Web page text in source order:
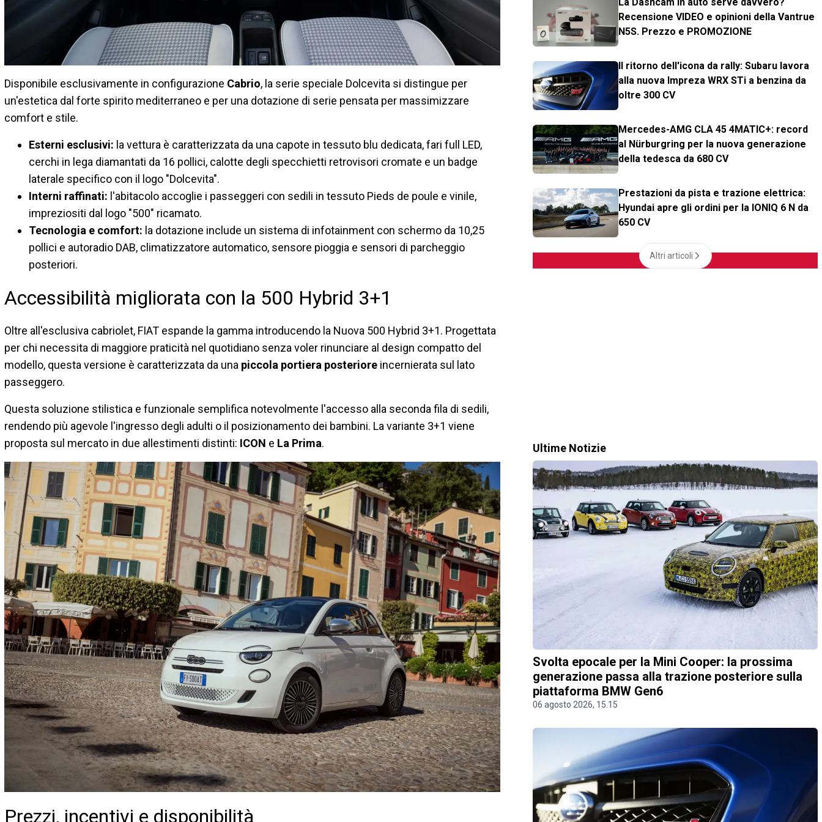
Disponibile esclusivamente in configurazione Cabrio, la serie speciale Dolcevita si distingue per
un'estetica dal forte spirito mediterraneo e per una dotazione di serie pensata per massimizzare
comfort e stile.
Esterni esclusivi: la vettura è caratterizzata da una capote in tessuto blu dedicata, fari full LED,
cerchi in lega diamantati da 16 pollici, calotte degli specchietti retrovisori cromate e un badge
laterale specifico con il logo "Dolcevita".
Interni raffinati: l'abitacolo accoglie i passeggeri con sedili in tessuto Pieds de poule e vinile,
impreziositi dal logo "500" ricamato.
Tecnologia e comfort: la dotazione include un sistema di infotainment con schermo da 10,25
pollici e autoradio DAB, climatizzatore automatico, sensore pioggia e sensori di parcheggio
posteriori.
Accessibilità migliorata con la 500 Hybrid 3+1
Oltre all'esclusiva cabriolet, FIAT espande la gamma introducendo la Nuova 500 Hybrid 3+1. Progettata
per chi necessita di maggiore praticità nel quotidiano senza voler rinunciare al design compatto del
modello, questa versione è caratterizzata da una piccola portiera posteriore incernierata sul lato
passeggero.
Questa soluzione stilistica e funzionale semplifica notevolmente l'accesso alla seconda fila di sedili,
rendendo più agevole l'ingresso degli adulti o il posizionamento dei bambini. La variante 3+1 viene
proposta sul mercato in due allestimenti distinti: ICON e La Prima.
Prezzi, incentivi e disponibilità
Recensione VIDEO e opinioni della Vantrue
N5S. Prezzo e PROMOZIONE
Il ritorno dell'icona da rally: Subaru lavora
alla nuova Impreza WRX STi a benzina da
oltre 300 CV
Mercedes-AMG CLA 45 4MATIC+: record
al Nürburgring per la nuova generazione
della tedesca da 680 CV
Prestazioni da pista e trazione elettrica:
Hyundai apre gli ordini per la IONIQ 6 N da
650 CV
Altri articoli
Ultime Notizie
Svolta epocale per la Mini Cooper: la prossima
generazione passa alla trazione posteriore sulla
piattaforma BMW Gen6
06 agosto 2026, 15.15